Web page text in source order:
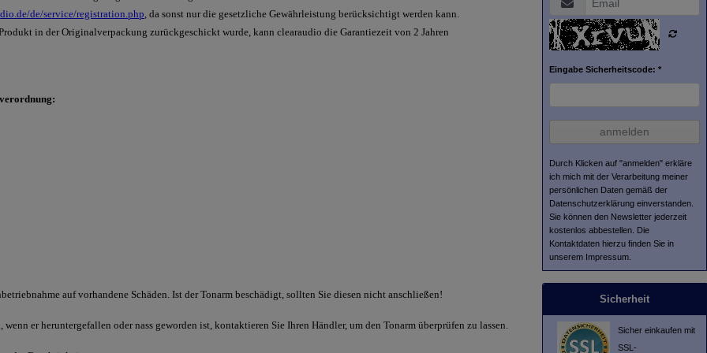
de/service/registration.php, da sonst nur die gesetzliche Gewährleistung berücksichtigt werden kann.
in der Originalverpackung zurückgeschickt wurde, kann clearaudio die Garantiezeit von 2 Jahren
auf vorhandene Schäden. Ist der Tonarm beschädigt, sollten Sie diesen nicht anschließen!
wenn er heruntergefallen oder nass geworden ist, kontaktieren Sie Ihren Händler, um den Tonarm überprüfen zu lassen.
Eingabe Sicherheitscode: *
anmelden
Durch Klicken auf "anmelden" erkläre
ich mich mit der Verarbeitung meiner
persönlichen Daten gemäß der
Datenschutzerklärung einverstanden.
Sie können den Newsletter jederzeit
kostenlos abbestellen. Die
Kontaktdaten hierzu finden Sie in
unserem Impressum.
Sicherheit
Sicher einkaufen mit
SSL-